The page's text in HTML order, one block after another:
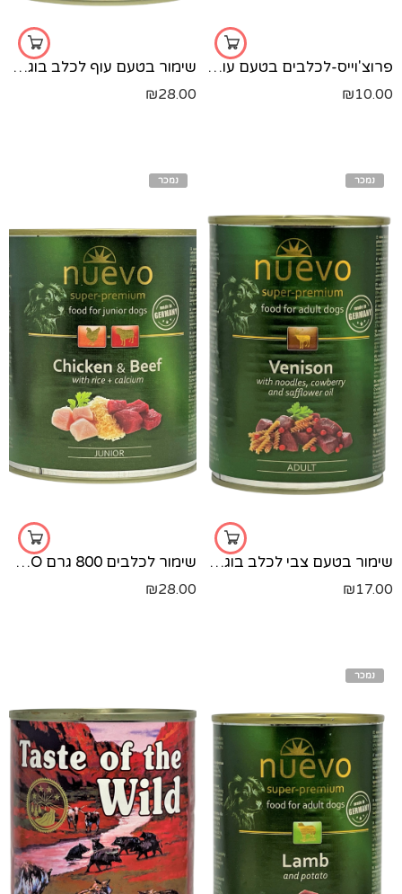
פרוצ'וייס-לכלבים בטעם עוף-400 גר'
₪10.00
שימור בטעם עוף לכלב בוגר NEVO 800 גרם
₪28.00
נמכר
שימור בטעם צבי לכלב בוגר NEVO 400 גרם
₪17.00
נמכר
שימור לכלבים 800 גרם NUEVO עוף ובקר
₪28.00
נמכר